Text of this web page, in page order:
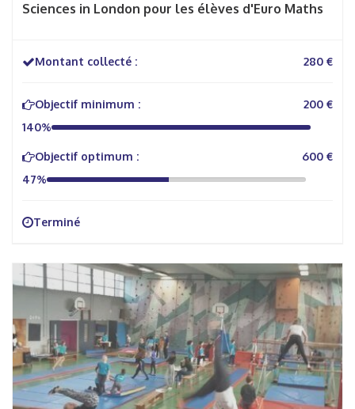
Sciences in London pour les élèves d'Euro Maths
Montant collecté : 280 €
Objectif minimum :
200 €
140%
Objectif optimum :
600 €
47%
Terminé